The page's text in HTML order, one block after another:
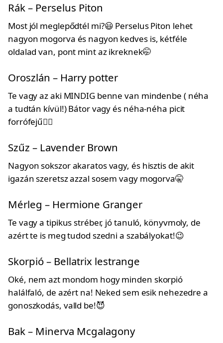
Rák – Perselus Piton
Most jól meglepődtél mi?😃 Perselus Piton lehet
nagyon mogorva és nagyon kedves is, kétféle
oldalad van, pont mint az ikreknek🤭
Oroszlán – Harry potter
Te vagy az aki MINDIG benne van mindenbe ( néha
a tudtán kívül!) Bátor vagy és néha-néha picit
forrófejű🤷‍♂️
Szűz – Lavender Brown
Nagyon sokszor akaratos vagy, és hisztis de akit
igazán szeretsz azzal sosem vagy mogorva🤫
Mérleg – Hermione Granger
Te vagy a tipikus stréber, jó tanuló, könyvmoly, de
azért te is meg tudod szedni a szabályokat!😉
Skorpió – Bellatrix lestrange
Oké, nem azt mondom hogy minden skorpió
halálfaló, de azért na! Neked sem esik nehezedre a
gonoszkodás, valld be!😈
Bak – Minerva Mcgalagony